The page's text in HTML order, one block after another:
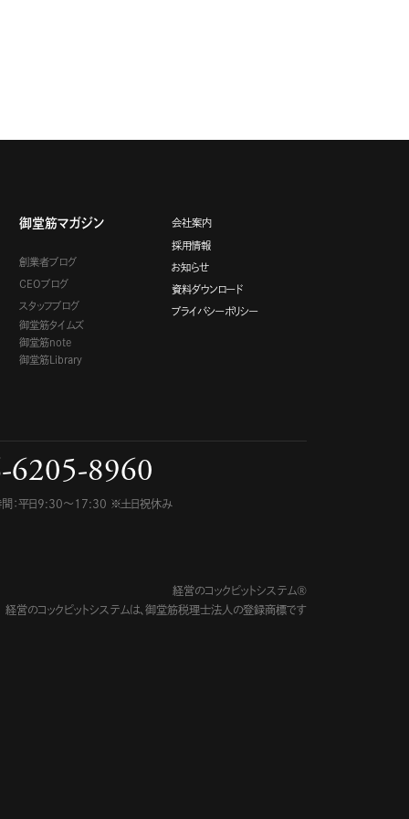
御堂筋マガジン
創業者ブログ
CEOブログ
スタッフブログ
御堂筋タイムズ
御堂筋note
御堂筋Library
会社案内
採用情報
お知らせ
資料ダウンロード
プライバシーポリシー
6205-8960
間：平日9:30〜17:30 ※土日祝休み
経営のコックピットシステム®
経営のコックピットシステムは、 御堂筋税理士法人の登録商標です